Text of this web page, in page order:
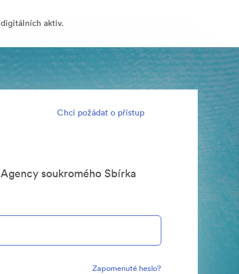
aktiv.
Chci požádat o přístup
soukromého Sbírka
Zapomenuté heslo?